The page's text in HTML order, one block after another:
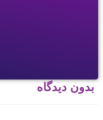
بدون دیدگاه